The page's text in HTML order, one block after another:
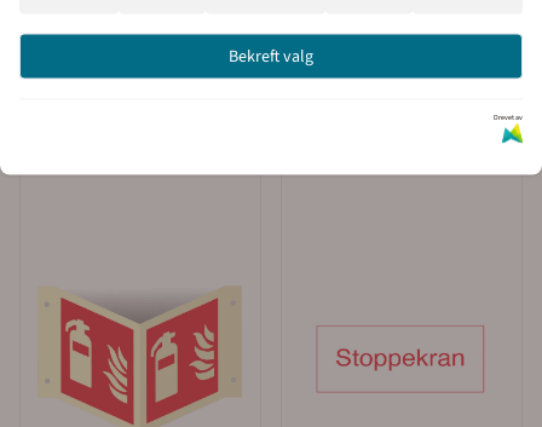
Bekreft valg
Drevet av